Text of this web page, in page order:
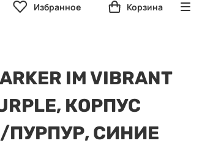
Избранное Корзина
IM VIBRANT
КОРПУС
СИНИЕ